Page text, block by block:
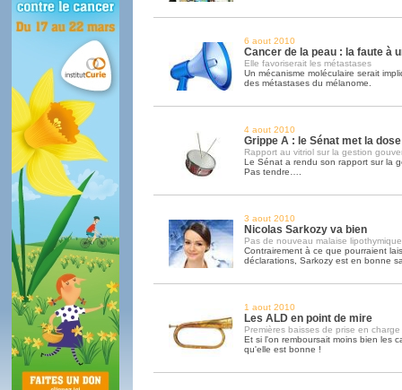
6 aout 2010
Cancer de la peau : la faute à
Elle favoriserait les métastases
Un mécanisme moléculaire serait
des métastases du mélanome.
4 aout 2010
Grippe A : le Sénat met la dose
Rapport au vitriol sur la gestion
Le Sénat a rendu son rapport sur la
Pas tendre….
3 aout 2010
Nicolas Sarkozy va bien
Pas de nouveau malaise
Contrairement à ce que pourraient
déclarations, Sarkozy est en bonne
1 aout 2010
Les ALD en point de mire
Premières baisses de prise en
Et si l'on remboursait moins bien les
qu'elle est bonne !